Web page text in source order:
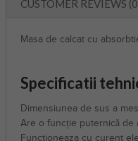
CUSTOMER REVIEWS
Masa de calcat cu
Specificatii
Dimensiunea de sus a
Are o funcție puternică de
Functioneaza cu curent